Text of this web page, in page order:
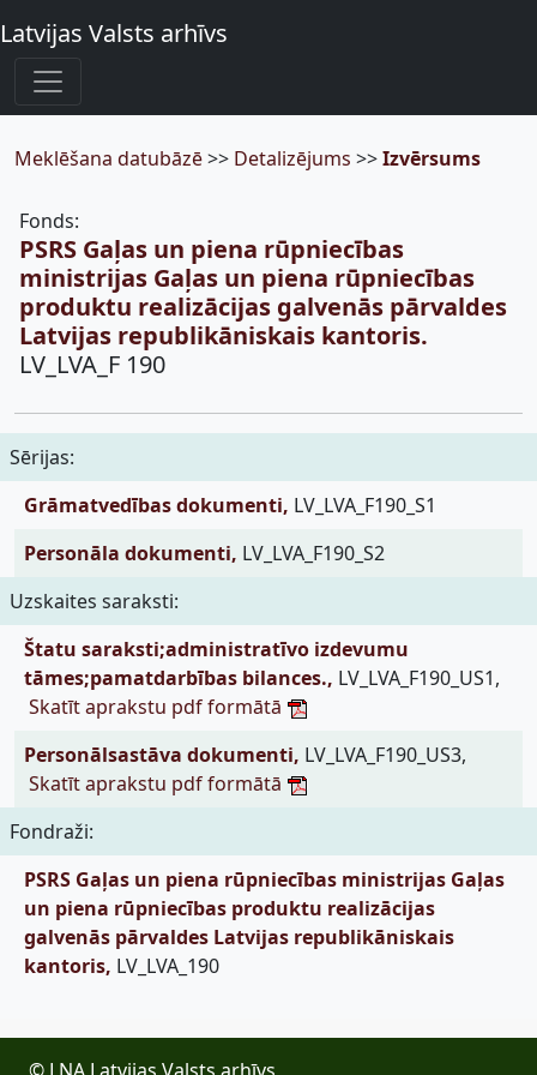
Latvijas Valsts arhīvs
Meklēšana datubāzē>> Detalizējums >>Izvērsums
Fonds:
PSRS Gaļas un piena rūpniecības
ministrijas Gaļas un piena rūpniecības
produktu realizācijas galvenās pārvaldes
Latvijas republikāniskais kantoris.
LV_LVA_F 190
Sērijas:
Grāmatvedības dokumenti, LV_LVA_F190_S1
Personāla dokumenti, LV_LVA_F190_S2
Uzskaites saraksti:
Štatu saraksti;administratīvo izdevumu
tāmes;pamatdarbības bilances., LV_LVA_F190_US1,
Skatīt aprakstu pdf formātā
Personālsastāva dokumenti, LV_LVA_F190_US3,
Skatīt aprakstu pdf formātā
Fondraži:
PSRS Gaļas un piena rūpniecības ministrijas Gaļas
un piena rūpniecības produktu realizācijas
galvenās pārvaldes Latvijas republikāniskais
kantoris, LV_LVA_190